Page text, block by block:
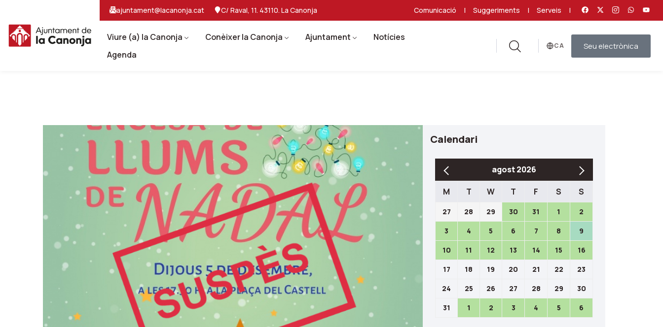
contingut
principal
la
navegacio
ajuntament@lacanonja.cat C/ Raval, 11. 43110. La Canonja Comunicació | Suggeriments | Serveis |
Viure (a) la Canonja Conèixer la Canonja Ajuntament
Notícies
Agenda
Idioma
Seu electrònica
Calendari
agost 2026
M T W T F S S
27 28 29 30 31 1 2
3 4 5 6 7 8 9
10 11 12 13 14 15 16
17 18 19 20 21 22 23
24 25 26 27 28 29 30
31 1 2 3 4 5 6